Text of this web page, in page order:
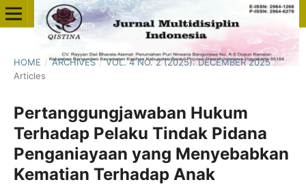
HOME / ARCHIVES / VOL. 4 NO. 2 (2025): DECEMBER 2025 /
Articles
Pertanggungjawaban Hukum
Terhadap Pelaku Tindak Pidana
Penganiayaan yang Menyebabkan
Kematian Terhadap Anak